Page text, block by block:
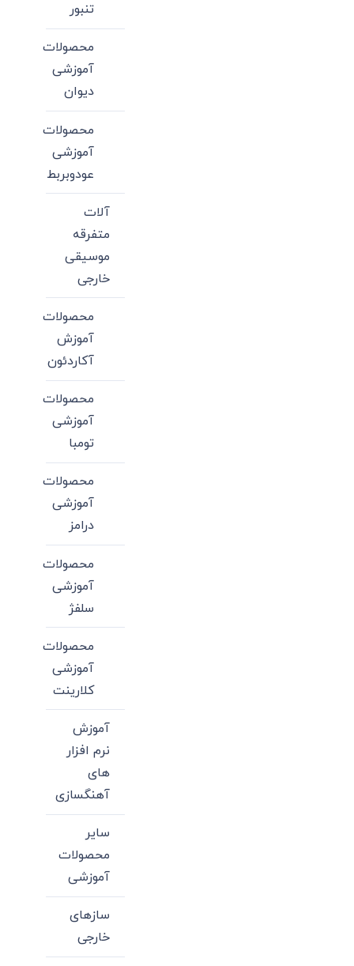
تنبور
محصولات
آموزشی
دیوان
محصولات
آموزشی
عودوبربط
آلات
متفرقه
موسیقی
خارجی
محصولات
آموزش
آکاردئون
محصولات
آموزشی
تومبا
محصولات
آموزشی
درامز
محصولات
آموزشی
سلفژ
محصولات
آموزشی
کلارینت
آموزش
نرم افزار
های
آهنگسازی
سایر
محصولات
آموزشی
سازهای
خارجی